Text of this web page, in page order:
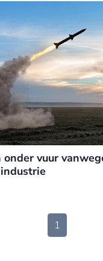
onder vuur
1